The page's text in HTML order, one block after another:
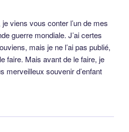
viens vous conter l’un de mes
guerre mondiale. J’ai certes
mais je ne l’ai pas publié,
faire. Mais avant de le faire, je
merveilleux souvenir d’enfant